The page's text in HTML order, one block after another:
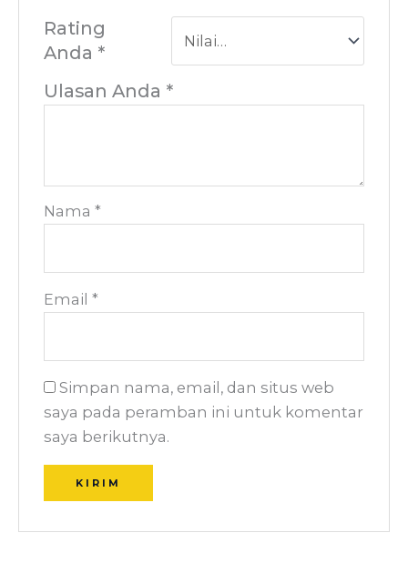
Rating
Anda *
Ulasan Anda *
Nama*
Email*
Simpan nama, email, dan situs web
saya pada peramban ini untuk komentar
saya berikutnya.